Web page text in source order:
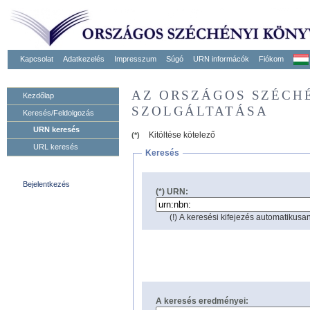
Kapcsolat Adatkezelés Impresszum Súgó URN informácók Fiókom
Kezdőlap
Keresés/Feldolgozás
URN keresés
URL keresés
Bejelentkezés
AZ ORSZÁGOS
SZOLGÁLTATÁSA
(*)
Kitöltése kötelező
Keresés
(*) URN:
(!) A keresési kifejezés
A keresés eredményei: